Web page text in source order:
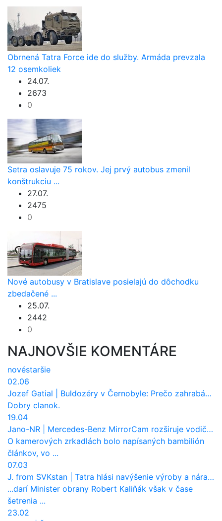
Obrnená Tatra Force ide do služby. Armáda prevzala
12 osemkoliek
24.07.
2673
0
Setra oslavuje 75 rokov. Jej prvý autobus zmenil
konštrukciu ...
27.07.
2475
0
Nové autobusy v Bratislave posielajú do dôchodku
zbedačené ...
25.07.
2442
0
NAJNOVŠIE KOMENTÁRE
novéstaršie
02.06
Jozef Gatial
Buldozéry v Černobyle: Prečo zahrabávali Červený les pod zem?
Dobry clanok.
19.04
Jano-NR
Mercedes-Benz MirrorCam rozširuje vodičovi výhľad a uberá autobusom odpor vzduchu
O kamerových zrkadlách bolo napísaných bambilión
článkov, vo ...
07.03
J. from SVKstan
Tatra hlási navýšenie výroby a nárast tržieb. Ktorí odberatelia sú kľúčoví?
...darí Minister obrany Robert Kaliňák však v čase
šetrenia ...
23.02